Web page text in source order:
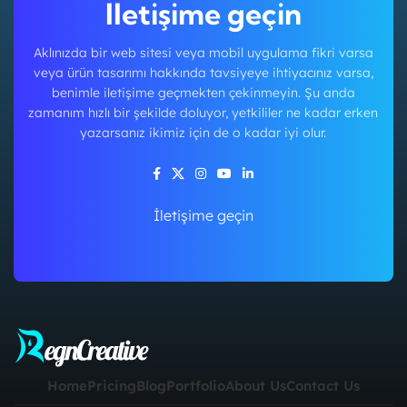
İletişime geçin
Aklınızda bir web sitesi veya mobil uygulama fikri varsa
veya ürün tasarımı hakkında tavsiyeye ihtiyacınız varsa,
benimle iletişime geçmekten çekinmeyin. Şu anda
zamanım hızlı bir şekilde doluyor, yetkililer ne kadar erken
yazarsanız ikimiz için de o kadar iyi olur.
İletişime geçin
HomePricingBlogPortfolioAbout UsContact Us